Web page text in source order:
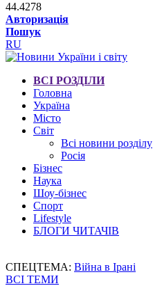
44.4278
Авторизація
Пошук
RU
ВСІ РОЗДІЛИ
Головна
Україна
Місто
Світ
Всі новини розділу
Росія
Бізнес
Наука
Шоу-бізнес
Спорт
Lifestyle
БЛОГИ ЧИТАЧІВ
СПЕЦТЕМА: Війна в Ірані
ВСІ ТЕМИ